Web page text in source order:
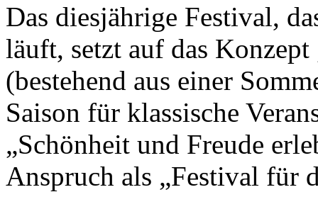
Das diesjährige Festival,
läuft, setzt auf das
(bestehend aus einer
Saison für klassische
„Schönheit und Freude
Anspruch als „Festival für